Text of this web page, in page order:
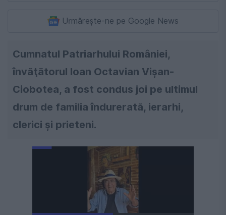
Urmărește-ne pe Google News
Cumnatul Patriarhului României,
învăţătorul Ioan Octavian Vișan-
Ciobotea, a fost condus joi pe ultimul
drum de familia îndurerată, ierarhi,
clerici şi prieteni.